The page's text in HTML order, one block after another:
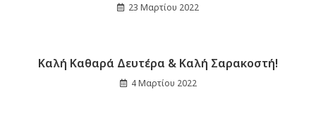
23 Μαρτίου 2022
Καλή Καθαρά Δευτέρα & Καλή Σαρακοστή!
4 Μαρτίου 2022